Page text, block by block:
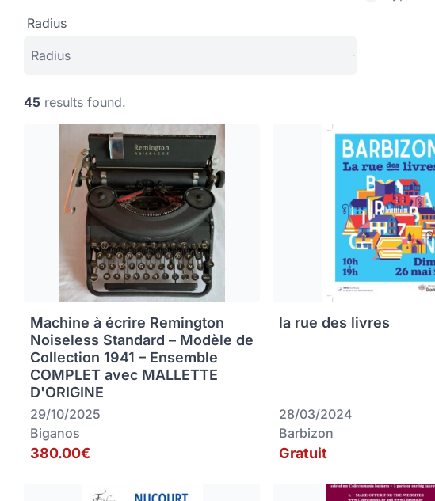
Radius
45 results found.
Machine à écrire Remington
Noiseless Standard – Modèle de
Collection 1941 – Ensemble
COMPLET avec MALLETTE
D'ORIGINE
29/10/2025
Biganos
380.00€
la rue des livres
28/03/2024
Barbizon
Gratuit